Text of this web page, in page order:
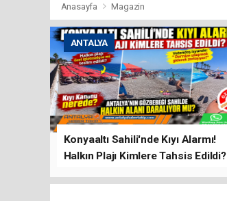
Anasayfa Magazin
ANTALYA
Konyaaltı Sahili'nde Kıyı Alarmı!
Halkın Plajı Kimlere Tahsis Edildi?